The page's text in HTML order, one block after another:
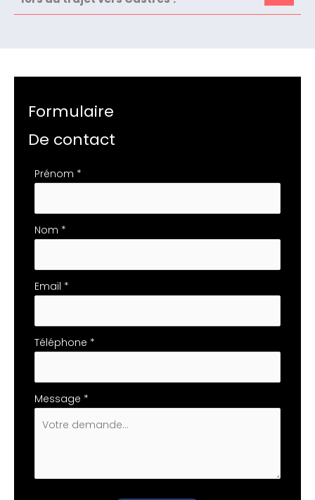
Formulaire
De contact
Formulaire
téléphone
Prénom *
Nom *
Email *
Téléphone *
Message *